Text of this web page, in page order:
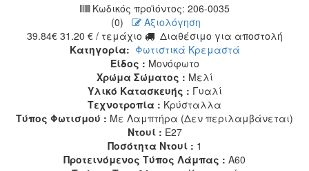
Κωδικός προϊόντος: 206-0035
(0)
Αξιολόγηση
39.84€ 31.20 € / τεμάχιο
Διαθέσιμο για αποστολή
Κατηγορία: Φωτιστικά Κρεμαστά
Είδος : Μονόφωτο
Χρώμα Σώματος : Μελί
Υλικό Κατασκευής : Γυαλί
Τεχνοτροπία : Κρύσταλλα
Τύπος Φωτισμού : Με Λαμπτήρα (Δεν περιλαμβάνεται)
Ντουί : E27
Ποσότητα Ντουί : 1
Προτεινόμενος Τύπος Λάμπας : A60